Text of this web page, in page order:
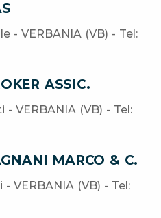
- VERBANIA (VB) - Tel:
ASSIC.
VERBANIA (VB) - Tel:
MARCO & C.
VERBANIA (VB) - Tel: